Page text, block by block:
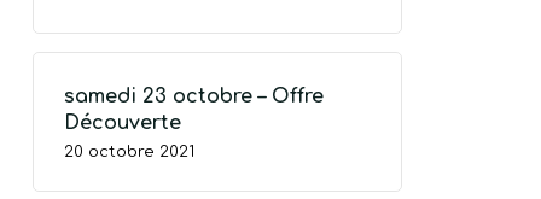
samedi 23 octobre – Offre
Découverte
20 octobre 2021